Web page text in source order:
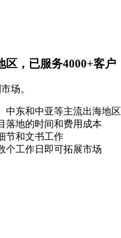
区，已服务4000+客户
场。
中东和中亚等主流出海地区
落地的时间和费用成本
节和文书工作
个工作日即可拓展市场